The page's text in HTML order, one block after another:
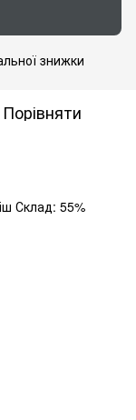
знижки
Порівняти
Склад: 55%